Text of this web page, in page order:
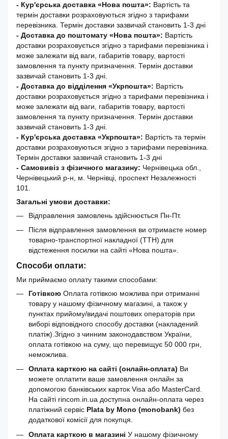
- Кур'єрська доставка «Нова пошта»: Вартість та
термін доставки розраховуються згідно з тарифами
перевізника. Термін доставки зазвичай становить 1-3 дні
- Доставка до поштомату «Нова пошта»: Вартість
доставки розраховується згідно з тарифами перевізника і
може залежати від ваги, габаритів товару, вартості
замовлення та пункту призначення. Термін доставки
зазвичай становить 1-3 дні.
- Доставка до відділення «Укрпошта»: Вартість
доставки розраховується згідно з тарифами перевізника і
може залежати від ваги, габаритів товару, вартості
замовлення та пункту призначення. Термін доставки
зазвичай становить 1-3 дні.
- Кур'єрська доставка «Укрпошта»: Вартість та термін
доставки розраховуються згідно з тарифами перевізника.
Термін доставки зазвичай становить 1-3 дні
- Самовивіз з фізичного магазину: Чернівецька обл.,
Чернівецький р-н, м. Чернівці, проспект Незалежності
101.
Загальні умови доставки:
Відправлення замовлень здійснюється Пн-Пт.
Після відправлення замовлення ви отримаєте номер
товарно-транспортної накладної (ТТН) для
відстеження посилки на сайті «Нова пошта».
Способи оплати:
Ми приймаємо оплату такими способами:
Готівкою Оплата готівкою можлива при отриманні
товару у нашому фізичному магазині, а також у
пунктах прийому/видачі поштових операторів при
виборі відповідного способу доставки (накладений
платіж).Згідно з чинним законодавством України,
оплата готівкою на суму, що перевищує 50 000 грн,
неможлива.
Оплата карткою на сайті (онлайн-оплата) Ви
можете оплатити ваше замовлення онлайн за
допомогою банківських карток Visa або MasterCard.
На сайті rincom.in.ua доступна онлайн-оплата через
платіжний сервіс Plata by Mono (monobank) без
додаткової комісії для покупця.
Оплата карткою в магазині У нашому фізичному